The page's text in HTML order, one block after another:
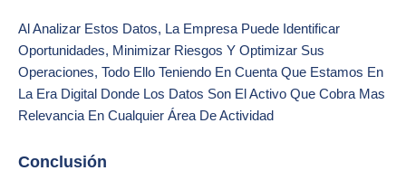
Al Analizar Estos Datos, La Empresa Puede Identificar
Oportunidades, Minimizar Riesgos Y Optimizar Sus
Operaciones, Todo Ello Teniendo En Cuenta Que Estamos En
La Era Digital Donde Los Datos Son El Activo Que Cobra Mas
Relevancia En Cualquier Área De Actividad
Conclusión